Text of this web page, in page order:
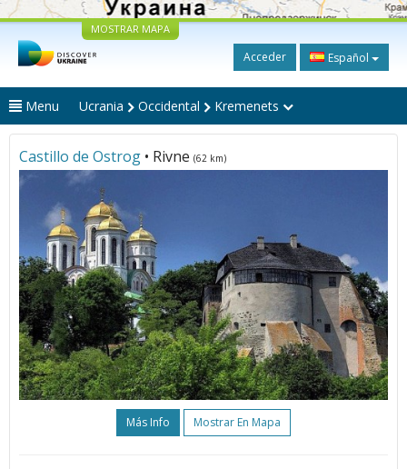
MOSTRAR MAPA
Acceder Español
Menu Ucrania Occidental Kremenets
Castillo de Ostrog • Rivne (62 km)
Más Info Mostrar En Mapa